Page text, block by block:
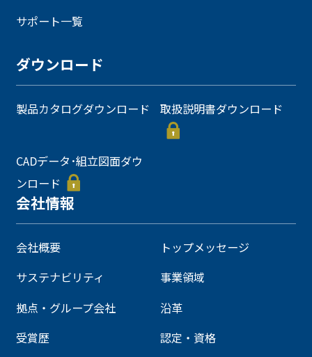
サポート一覧
ダウンロード
製品カタログダウンロード 取扱説明書ダウンロード
CADデータ･組立図面ダウ
ンロード
会社情報
会社概要
トップメッセージ
サステナビリティ
事業領域
拠点・グループ会社
沿革
受賞歴
認定・資格